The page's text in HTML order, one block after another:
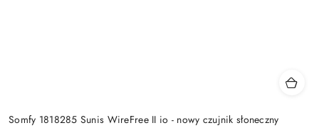
Somfy 1818285 Sunis WireFree II io - nowy czujnik słoneczny